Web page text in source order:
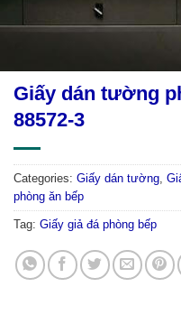
Giấy dán tường
88572-3
Categories: Giấy dán tường,
phòng ăn bếp
Tag: Giấy giả đá phòng bếp